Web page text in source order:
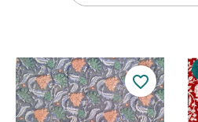
favorite_border